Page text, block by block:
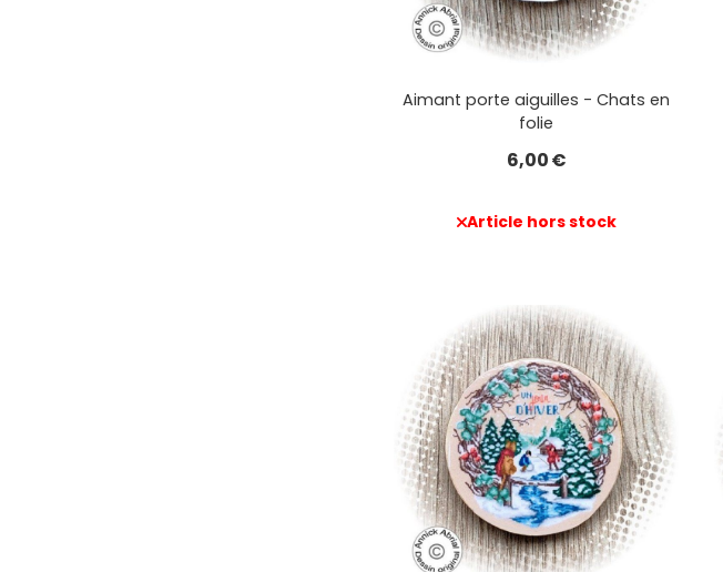
Aimant porte aiguilles - Chats en
folie
6,00€
Article hors stock